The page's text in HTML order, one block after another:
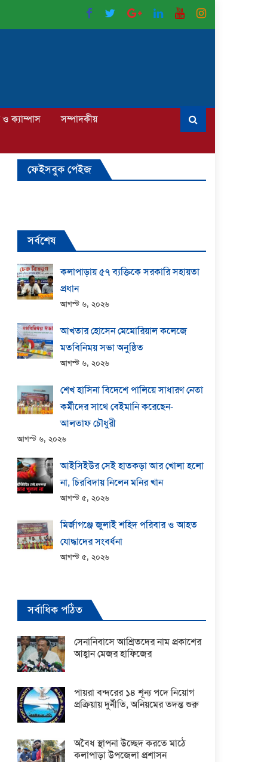
ও ক্যাম্পাস
সম্পাদকীয়
ফেইসবুক পেইজ
সর্বশেষ
কলাপাড়ায় ​৫৭ ব্যক্তিকে সরকারি সহায়তা
প্রধান
আগস্ট ৬, ২০২৬
আখতার হোসেন মেমোরিয়াল কলেজে
মতবিনিময় সভা অনুষ্ঠিত
আগস্ট ৬, ২০২৬
শেখ হাসিনা বিদেশে পালিয়ে সাধারণ নেতা
কর্মীদের সাথে বেইমানি করেছেন-
আলতাফ চৌধুরী
আগস্ট ৬, ২০২৬
আইসিইউর সেই হাতকড়া আর খোলা হলো
না, চিরবিদায় নিলেন মনির খান
আগস্ট ৫, ২০২৬
মির্জাগঞ্জে জুলাই শহিদ পরিবার ও আহত
যোদ্ধাদের সংবর্ধনা
আগস্ট ৫, ২০২৬
সর্বাধিক পঠিত
সেনানিবাসে আশ্রিতদের নাম প্রকাশের
আহ্বান মেজর হাফিজের
পায়রা বন্দরের ১৪ শূন্য পদে নিয়োগ
প্রক্রিয়ায় দুর্নীতি, অনিয়মের তদন্ত শুরু
অবৈধ স্থাপনা উচ্ছেদ করতে মাঠে
কলাপাড়া উপজেলা প্রশাসন